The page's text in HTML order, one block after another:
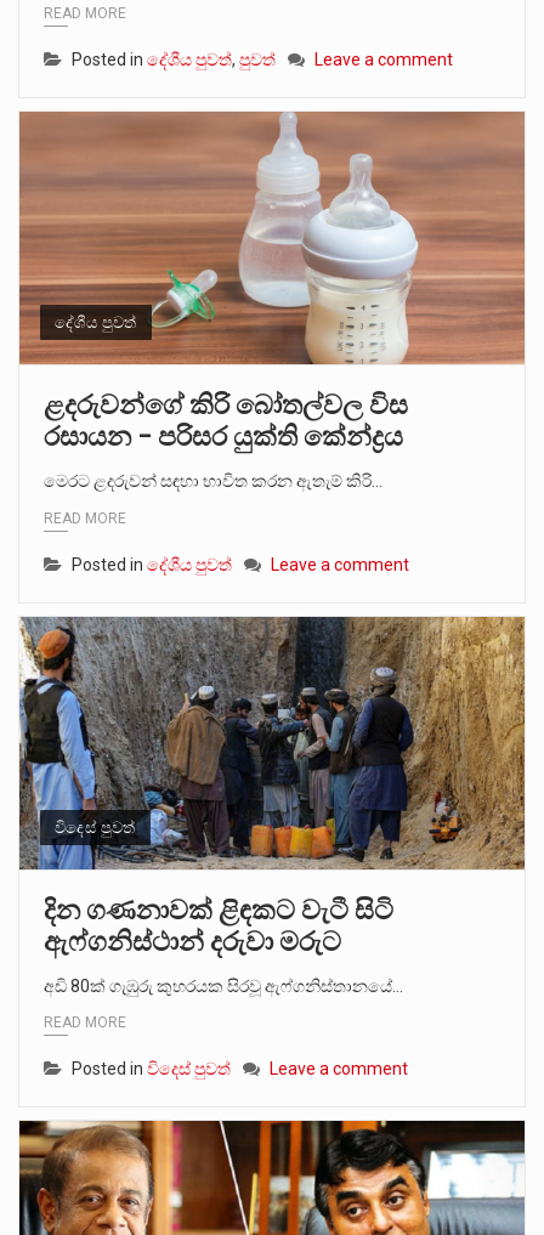
READ MORE
Posted in දේශීය පුවත්, පුවත් Leave a comment
දේශීය පුවත්
ළදරුවන්ගේ කිරි බෝතල්වල විස
රසායන – පරිසර යුක්ති කේන්ද්‍රය
මෙරට ළදරුවන් සඳහා භාවිත කරන ඇතැම් කිරි…
READ MORE
Posted in දේශීය පුවත් Leave a comment
විදෙස් පුවත්
දින ගණනාවක් ළිඳකට වැටී සිටි
ඇෆ්ගනිස්ථාන් දරුවා මරුට
අඩි 80ක් ගැඹුරු කුහරයක සිරවූ ඇෆ්ගනිස්තානයේ…
READ MORE
Posted in විදෙස් පුවත් Leave a comment